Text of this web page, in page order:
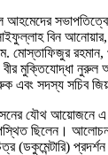
আহমেদের
বিন
মোস্তাফিজুর রহমান,
মুক্তিযোদ্ধা নুরুল
এবং সদস্য সচিব
যৌথ আয়োজনে এ
ছিলেন।
(ডকুমেন্টারি)